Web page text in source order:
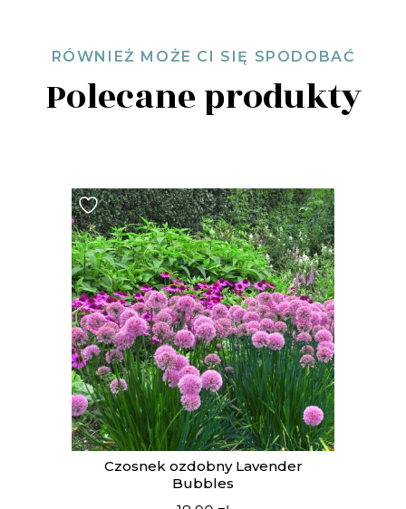
RÓWNIEŻ MOŻE CI SIĘ SPODOBAĆ
Polecane produkty
Czosnek ozdobny Lavender
Bubbles